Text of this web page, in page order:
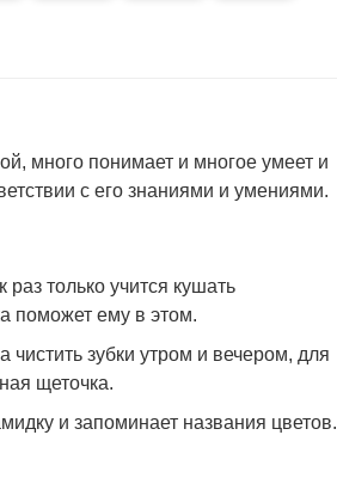
много понимает и многое умеет и
с его знаниями и умениями.
только учится кушать
поможет ему в этом.
чистить зубки утром и вечером, для
щеточка.
и запоминает названия цветов.